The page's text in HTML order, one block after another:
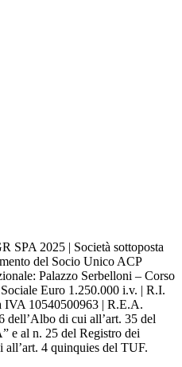
SPA 2025 | Società sottoposta
del Socio Unico ACP
Palazzo Serbelloni – Corso
Euro 1.250.000 i.v. | R.I.
IVA 10540500963 | R.E.A.
dell’Albo di cui all’art. 35 del
e al n. 25 del Registro dei
4 quinquies del TUF.